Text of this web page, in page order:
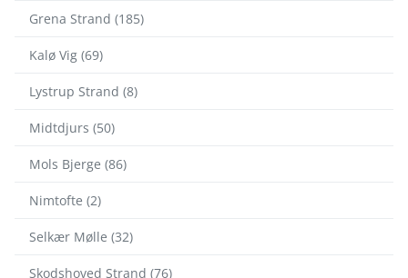
Grena Strand (185)
Kalø Vig (69)
Lystrup Strand (8)
Midtdjurs (50)
Mols Bjerge (86)
Nimtofte (2)
Selkær Mølle (32)
Skodshoved Strand (76)